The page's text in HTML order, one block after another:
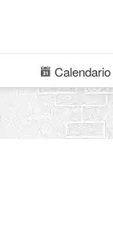
Calendario